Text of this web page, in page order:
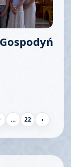
… 22 ›